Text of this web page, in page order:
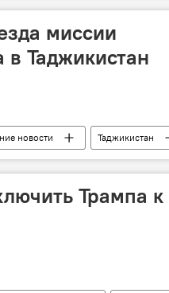
миссии
в Таджикистан
новости Таджикистан
Роспотребнадзор
Трампа